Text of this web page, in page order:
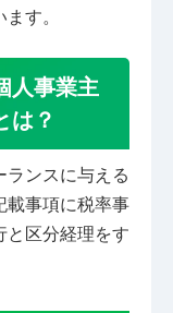
す。
人事業主
は？
ランスに与える
載事項に税率事
と区分経理をす